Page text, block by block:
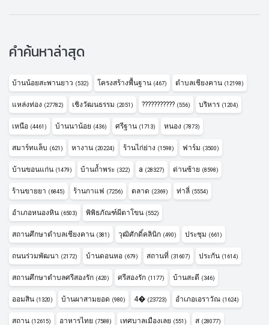
คำค้นหาล่าสุด
บ้านน้อยสะพานยาว (532) โครงสร้างพื้นฐาน (467) ตำบลเชียงคาน (12198)
แหล่งท่อง (27782) เชิงวัฒนธรรม (2051) ??????????? (556) บริหาร (1204)
เหนือ (4461) บ้านนาน้อย (436) ศรีฐาน (1713) หนอง (7873)
สมาร์ทแล็บ (621) หางาน (20224) ร้านไก่ย่าง (1598) ฟาร์ม (3500)
บ้านขอนแก่น (1479) บ้านถ้ำพระ (322) a (28327) ด่านซ้าย (8598)
ร้านขายยา (6845) ร้านกาแฟ (7256) ตลาด (2369) ท่าลี่ (5554)
อำเภอหนองหิน (6503) พิพิธภัณฑ์ผีตาโขน (552)
สถานศึกษาตำบลเชียงคาน (381) วุฒิศักดิ์คลินิก (490) ประชุม (661)
ถนนร่วมพัฒนา (2172) บ้านดอนหอ (679) สถานที่ (31607) ประกัน (1614)
สถานศึกษาตำบลศรีสองรัก (420) ศรีสองรัก (1177) บ้านสะตี (346)
ออมสิน (1320) บ้านผาสามยอด (980) 4� (23723) อำเภอเอราวัณ (1624)
สถาน (12615) อาหารไทย (7588) เทศบาลเมืองเลย (551) ส (28077)